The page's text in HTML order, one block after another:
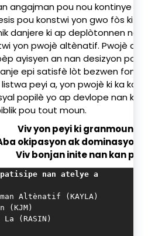
angajman pou nou kontinye
pou konstwi yon gwo fòs ki
danjere ki ap deplòtonnen nan
yon pwojè altènatif. Pwojè
ayisyen an nan desizyon
epi satisfè lòt bezwen
peyi a, yon pwojè ki ka
popilè yo ap devlope nan kat
pou tout moun.
Viv yon peyi ki granmoun
okipasyon ak dominasyon
Viv bonjan inite nan kan pèp
nan atelye a
Altènatif (KAYLA)
(KJM)
(RASIN)